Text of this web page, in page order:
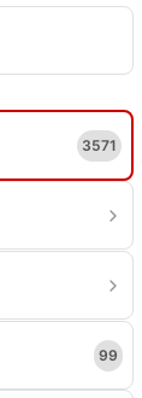
3571
99